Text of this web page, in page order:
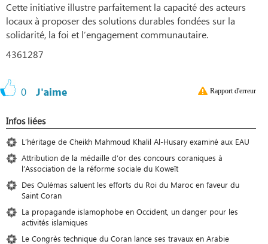
Cette initiative illustre parfaitement la capacité des acteurs
locaux à proposer des solutions durables fondées sur la
solidarité, la foi et l’engagement communautaire.
4361287
0 J'aime Rapport d'erreur
Infos liées
L’héritage de Cheikh Mahmoud Khalil Al-Husary examiné aux EAU
Attribution de la médaille d’or des concours coraniques à
l’Association de la réforme sociale du Koweït
Des Oulémas saluent les efforts du Roi du Maroc en faveur du
Saint Coran
La propagande islamophobe en Occident, un danger pour les
activités islamiques
Le Congrès technique du Coran lance ses travaux en Arabie